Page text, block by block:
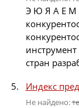
Э Ю Я A E M
стран
Индекс
Не найдено: